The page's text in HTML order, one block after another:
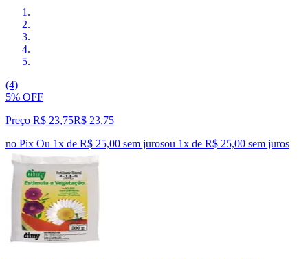
(4)
5% OFF
Preço R$ 23,75R$ 23,75
no Pix Ou 1x de R$ 25,00 sem jurosou 1x de R$ 25,00 sem juros